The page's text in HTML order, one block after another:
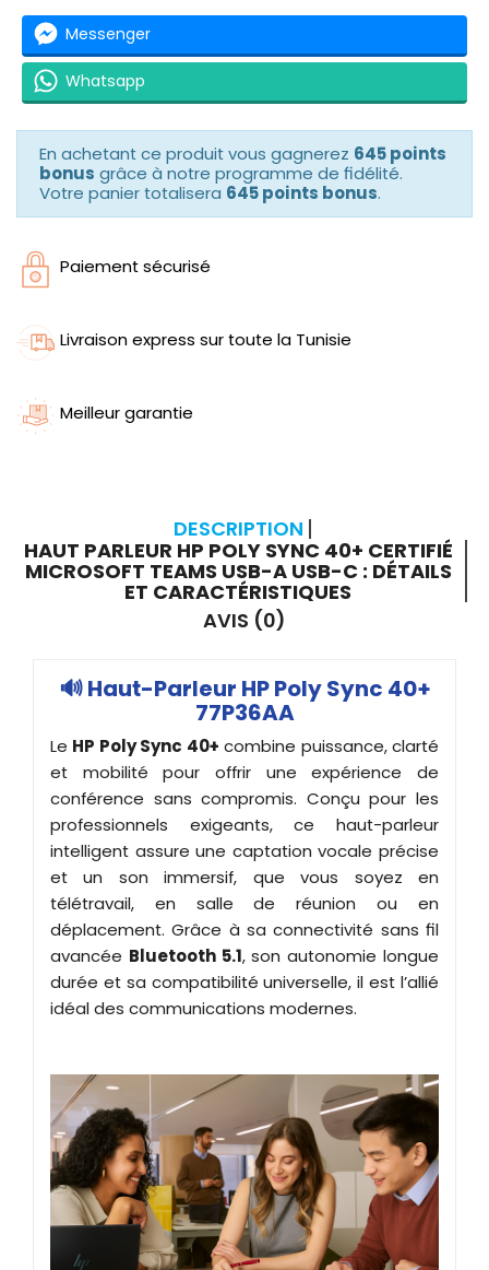
Messenger
Whatsapp
En achetant ce produit vous gagnerez 645 points
bonus grâce à notre programme de fidélité.
Votre panier totalisera 645 points bonus.
Paiement sécurisé
Livraison express sur toute la Tunisie
Meilleur garantie
DESCRIPTION
HAUT PARLEUR HP POLY SYNC 40+ CERTIFIÉ
MICROSOFT TEAMS USB-A USB-C : DÉTAILS
ET CARACTÉRISTIQUES
AVIS (0)
🔊 Haut-Parleur HP Poly Sync 40+
77P36AA
Le HP Poly Sync 40+ combine puissance, clarté
et mobilité pour offrir une expérience de
conférence sans compromis. Conçu pour les
professionnels exigeants, ce haut-parleur
intelligent assure une captation vocale précise
et un son immersif, que vous soyez en
télétravail, en salle de réunion ou en
déplacement. Grâce à sa connectivité sans fil
avancée Bluetooth 5.1, son autonomie longue
durée et sa compatibilité universelle, il est l’allié
idéal des communications modernes.